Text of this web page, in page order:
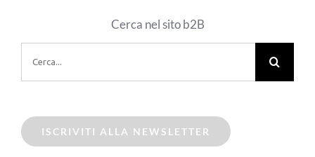
Cerca nel sito b2B
per:
ISCRIVITI ALLA NEWSLETTER